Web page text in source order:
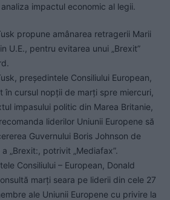
impactul economic al legii.
propune amânarea retragerii Marii
U.E., pentru evitarea unui „Brexit”
preşedintele Consiliului European,
în cursul nopţii de marţi spre miercuri,
impasului politic din Marea Britanie,
liderilor Uniunii Europene să
Guvernului Boris Johnson de
„Brexit:, potrivit „Mediafax”.
Consiliului – European, Donald
marţi seara pe liderii din cele 27
ale Uniunii Europene cu privire la